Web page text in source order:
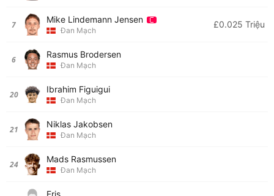
7 Mike Lindemann Jensen
Đan Mạch
£0.025 Triệu
6 Rasmus Brodersen
Đan Mạch
20 Ibrahim Figuigui
Đan Mạch
21 Niklas Jakobsen
Đan Mạch
24 Mads Rasmussen
Đan Mạch
Fris